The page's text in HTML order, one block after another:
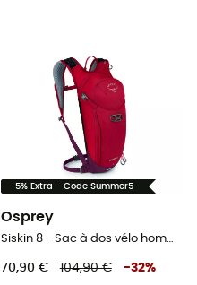
-5% Extra - Code Summer5
Osprey
Siskin 8 - Sac à dos vélo homme
70,90 € 104,90 € -32%